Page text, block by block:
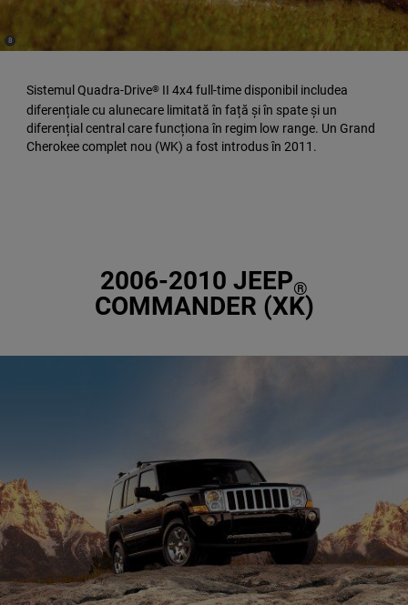
Sistemul Quadra-Drive® II 4x4 full-time disponibil includea
diferențiale cu alunecare limitată în față și în spate și un
diferențial central care funcționa în regim low range. Un Grand
Cherokee complet nou (WK) a fost introdus în 2011.
(
Disclosure
8)
2006-2010 JEEP®
COMMANDER (XK)